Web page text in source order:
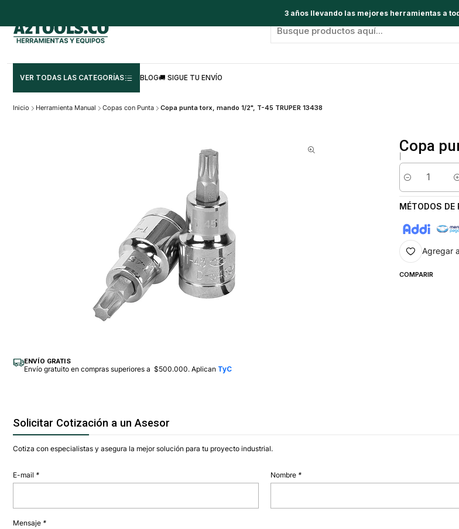
VER TODAS LAS CATEGORÍAS BLOG🚚 SIGUE TU ENVÍO
3 años llevando las mejores herramientas a
Inicio Herramienta Manual Copas con Punta Copa punta torx, mando 1/2", T-45 TRUPER 13438
Copa
Cantidad
MÉTODOS DE
Agregar
COMPARIR
ENVÍO GRATIS
Envío gratuito en compras superiores a $500.000. Aplican TyC
Solicitar Cotización a un Asesor
Cotiza con especialistas y asegura la mejor solución para tu proyecto industrial.
E-mail * Nombre *
Mensaje *